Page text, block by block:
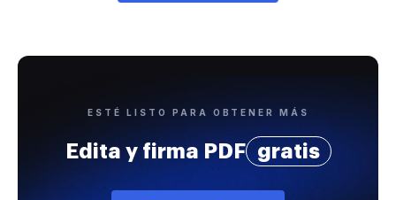
ESTÉ LISTO PARA OBTENER MÁS
Edita y firma PDF gratis